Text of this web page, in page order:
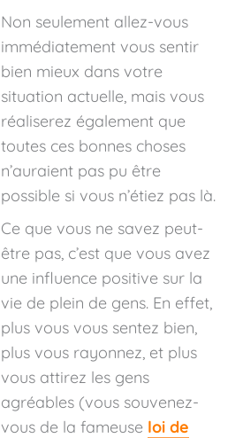
Non seulement allez-vous
immédiatement vous sentir
bien mieux dans votre
situation actuelle, mais vous
réaliserez également que
toutes ces bonnes choses
n’auraient pas pu être
possible si vous n’étiez pas là.
Ce que vous ne savez peut-
être pas, c’est que vous avez
une influence positive sur la
vie de plein de gens. En effet,
plus vous vous sentez bien,
plus vous rayonnez, et plus
vous attirez les gens
agréables (vous souvenez-
vous de la fameuse loi de